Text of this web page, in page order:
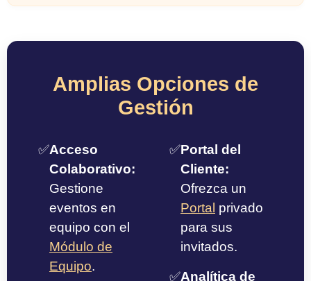
Amplias Opciones de
Gestión
✅Acceso
Colaborativo:
Gestione
eventos en
equipo con el
Módulo de
Equipo.
✅Portal del
Cliente:
Ofrezca un
Portal privado
para sus
invitados.
✅Analítica de